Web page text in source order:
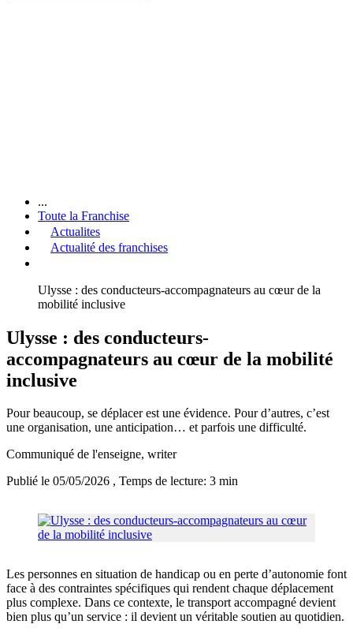
...
Toute la Franchise
Actualites
Actualité des franchises
Ulysse : des conducteurs-accompagnateurs au cœur de la
mobilité inclusive
Ulysse : des conducteurs-
accompagnateurs au cœur de la mobilité
inclusive
Pour beaucoup, se déplacer est une évidence. Pour d’autres, c’est
une organisation, une anticipation… et parfois une difficulté.
Communiqué de l'enseigne, writer
Publié le 05/05/2026 , Temps de lecture: 3 min
Les personnes en situation de handicap ou en perte d’autonomie font
face à des contraintes spécifiques qui rendent chaque déplacement
plus complexe. Dans ce contexte, le transport accompagné devient
bien plus qu’un service : il devient un véritable soutien au quotidien.